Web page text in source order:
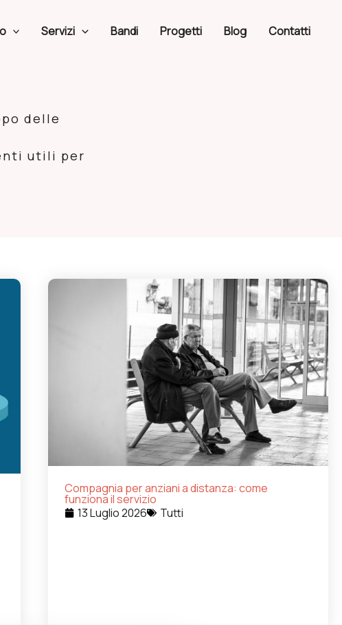
Servizi Bandi Progetti Blog Contatti
delle
utili per
Compagnia per anziani a distanza: come
funziona il servizio
13 Luglio 2026
Tutti